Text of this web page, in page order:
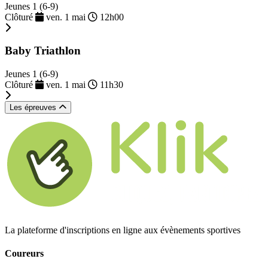
Jeunes 1 (6-9)
Clôturé
ven. 1 mai 12h00
Baby Triathlon
Jeunes 1 (6-9)
Clôturé
ven. 1 mai 11h30
Les épreuves
La plateforme d'inscriptions en ligne aux évènements sportives
Coureurs